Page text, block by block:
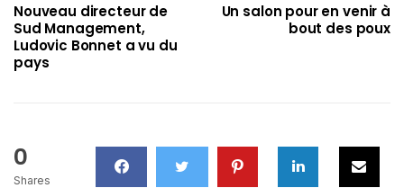
Nouveau directeur de
Sud Management,
Ludovic Bonnet a vu du
pays
Un salon pour en venir à
bout des poux
0
Shares